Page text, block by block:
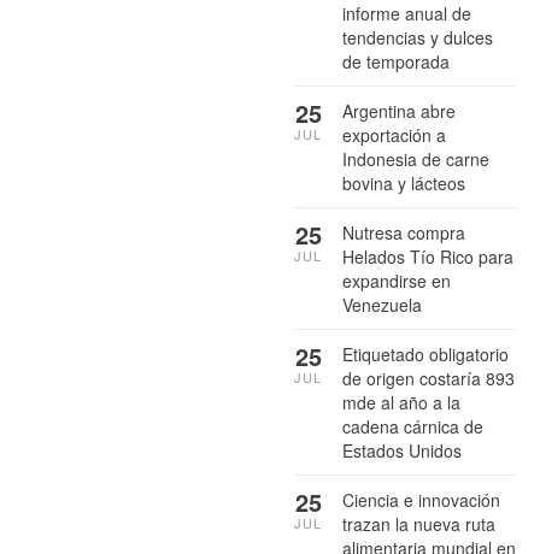
informe anual de
tendencias y dulces
de temporada
Argentina abre
exportación a
Indonesia de carne
bovina y lácteos
25
JUL
Nutresa compra
Helados Tío Rico para
expandirse en
Venezuela
25
JUL
Etiquetado obligatorio
de origen costaría 893
mde al año a la
cadena cárnica de
Estados Unidos
25
JUL
Ciencia e innovación
trazan la nueva ruta
alimentaria mundial en
25
JUL